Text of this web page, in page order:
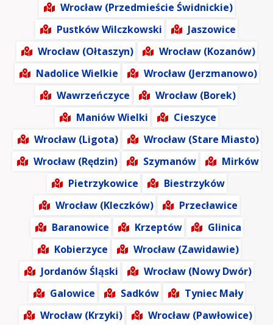
Wrocław (Przedmieście Świdnickie)
Pustków Wilczkowski
Jaszowice
Wrocław (Ołtaszyn)
Wrocław (Kozanów)
Nadolice Wielkie
Wrocław (Jerzmanowo)
Wawrzeńczyce
Wrocław (Borek)
Maniów Wielki
Cieszyce
Wrocław (Ligota)
Wrocław (Stare Miasto)
Wrocław (Rędzin)
Szymanów
Mirków
Pietrzykowice
Biestrzyków
Wrocław (Kleczków)
Przecławice
Baranowice
Krzeptów
Glinica
Kobierzyce
Wrocław (Zawidawie)
Jordanów Śląski
Wrocław (Nowy Dwór)
Galowice
Sadków
Tyniec Mały
Wrocław (Krzyki)
Wrocław (Pawłowice)